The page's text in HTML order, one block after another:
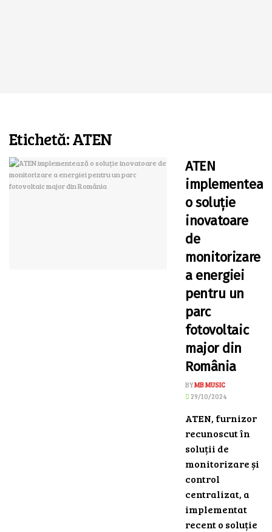
Etichetă:ATEN
ATEN
o soluție
inovatoare
de
monitorizare
a energiei
pentru un
parc
fotovoltaic
major din
România
BYMB MUSIC
29/10/2024
ATEN, furnizor
recunoscut în
soluții de
monitorizare și
control
centralizat, a
implementat
recent o soluție